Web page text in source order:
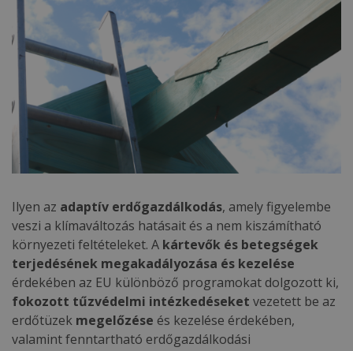
Ilyen az adaptív erdőgazdálkodás, amely figyelembe
veszi a klímaváltozás hatásait és a nem kiszámítható
környezeti feltételeket. A kártevők és betegségek
terjedésének megakadályozása és kezelése
érdekében az EU különböző programokat dolgozott ki,
fokozott tűzvédelmi intézkedéseket vezetett be az
erdőtüzek megelőzése és kezelése érdekében,
valamint fenntartható erdőgazdálkodási